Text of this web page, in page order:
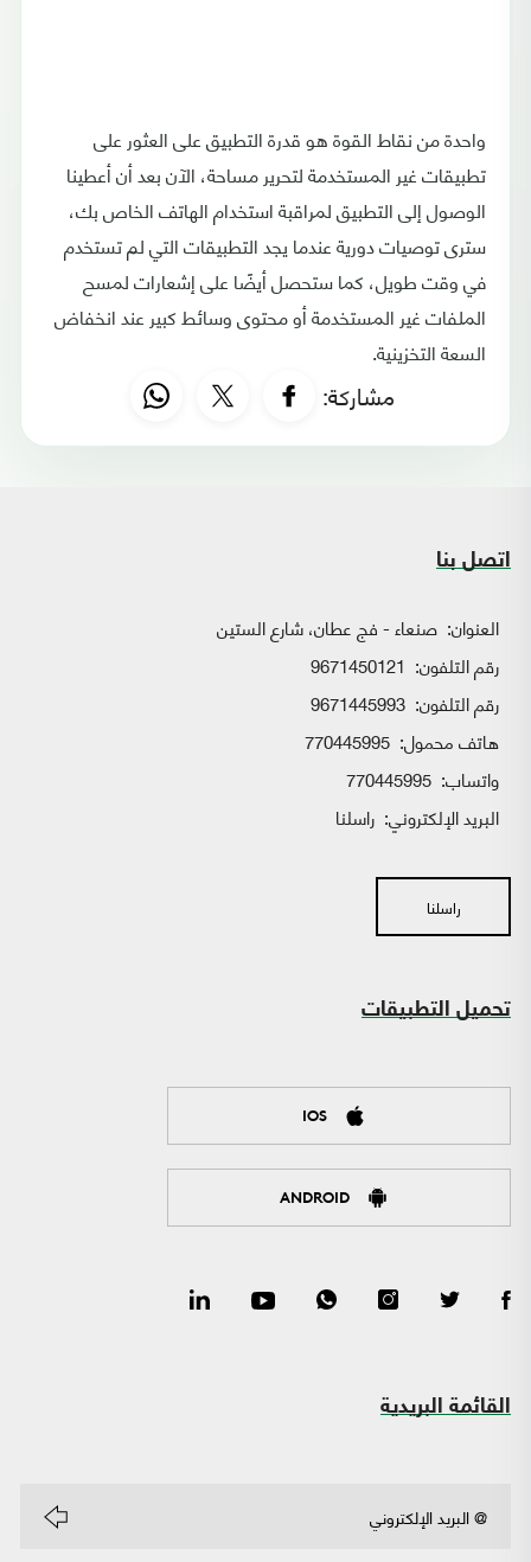
واحدة من نقاط القوة هو قدرة التطبيق على العثور على
تطبيقات غير المستخدمة لتحرير مساحة، الآن بعد أن أعطينا
الوصول إلى التطبيق لمراقبة استخدام الهاتف الخاص بك،
سترى توصيات دورية عندما يجد التطبيقات التي لم تستخدم
في وقت طويل، كما ستحصل أيضًا على إشعارات لمسح
الملفات غير المستخدمة أو محتوى وسائط كبير عند انخفاض
السعة التخزينية.
مشاركة:
اتصل بنا
العنوان: صنعاء - فج عطان، شارع الستين
رقم التلفون: 9671450121
رقم التلفون: 9671445993
هاتف محمول: 770445995
واتساب:
البريد الإلكتروني: راسلنا
راسلنا
تحميل التطبيقات
IOS
ANDROID
القائمة البريدية